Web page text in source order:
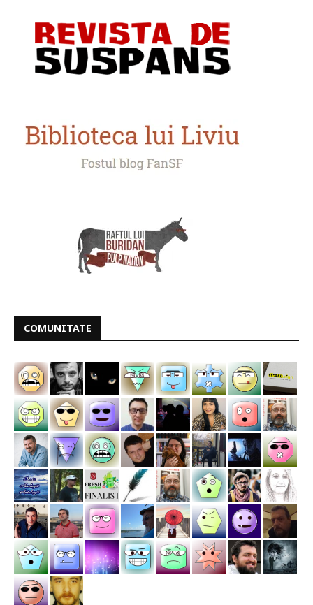
COMUNITATE